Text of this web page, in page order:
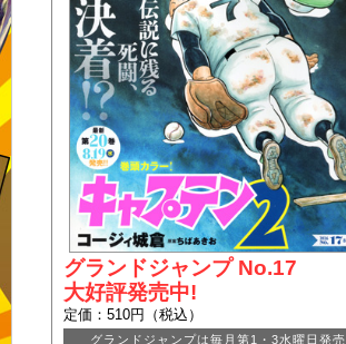
グランドジャンプ No.17
大好評発売中!
定価：510円（税込）
グランドジャンプは毎月第1・3水曜日発売